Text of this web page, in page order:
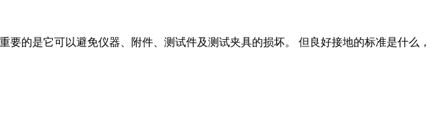
的是它可以避免仪器、附件、测试件及测试夹具的损坏。 但良好接地的标准是什么，